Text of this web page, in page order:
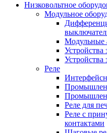
Низковольтное
Модульное
Модульные
Реле
Реле для
Реле с
контактами